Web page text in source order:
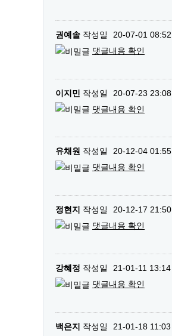
권예솔 작성일
20-07-01 08:52
댓글내용 확인
이지민 작성일
20-07-23 23:08
댓글내용 확인
유채원 작성일
20-12-04 01:55
댓글내용 확인
정현지 작성일
20-12-17 21:50
댓글내용 확인
강혜정 작성일
21-01-11 13:14
댓글내용 확인
백은지 작성일
21-01-18 11:03